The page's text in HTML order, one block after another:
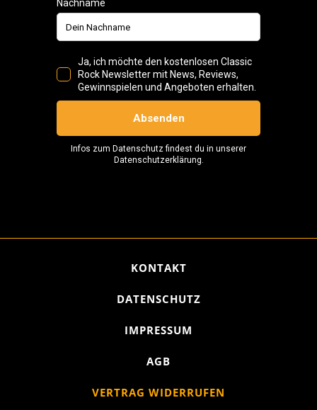
KONTAKT
DATENSCHUTZ
IMPRESSUM
AGB
VERTRAG WIDERRUFEN